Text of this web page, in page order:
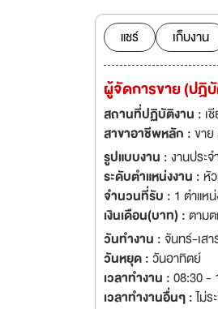
แชร์ เก็บงาน
ผู้จัดการขาย (ปฎิ
สถานที่ปฏิบัติงาน : เ
สาขาอาชีพหลัก :ขาย
รูปแบบงาน :งานประจ
ระดับตำแหน่งงาน :หั
จำนวนที่รับ : 1 ตำแห
เงินเดือน(บาท) :ตาม
วันทำงาน : จันทร์-เสา
วันหยุด :วันอาทิตย์
เวลาทำงาน :08:30 -
เวลาทำงานอื่นๆ :ไม่ร